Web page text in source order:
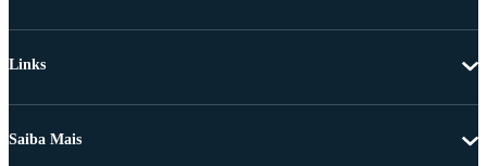
Links
Saiba Mais